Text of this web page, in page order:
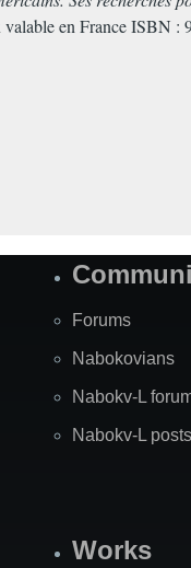
en France ISBN :
Forums
Nabokovians
Nabokv-L
Nabokv-L
Works